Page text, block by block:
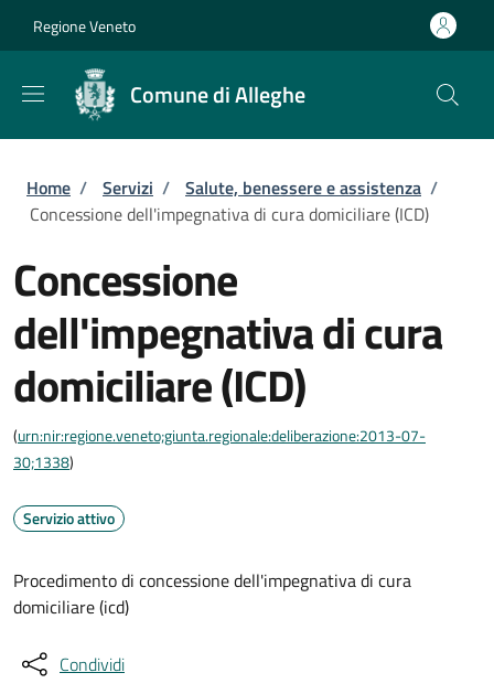
Regione Veneto
Comune di Alleghe
Briciole di pane
Home / Servizi / Salute, benessere e assistenza /
Concessione dell'impegnativa di cura domiciliare (ICD)
Concessione
dell'impegnativa di cura
domiciliare (ICD)
(urn:nir:regione.veneto;giunta.regionale:deliberazione:2013-07-
30;1338)
Servizio attivo
Procedimento di concessione dell'impegnativa di cura
domiciliare (icd)
Condividi